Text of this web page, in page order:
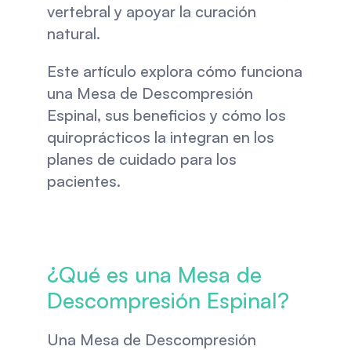
vertebral y apoyar la curación
natural.
Este artículo explora cómo funciona
una Mesa de Descompresión
Espinal, sus beneficios y cómo los
quiroprácticos la integran en los
planes de cuidado para los
pacientes.
¿Qué es una Mesa de
Descompresión Espinal?
Una Mesa de Descompresión